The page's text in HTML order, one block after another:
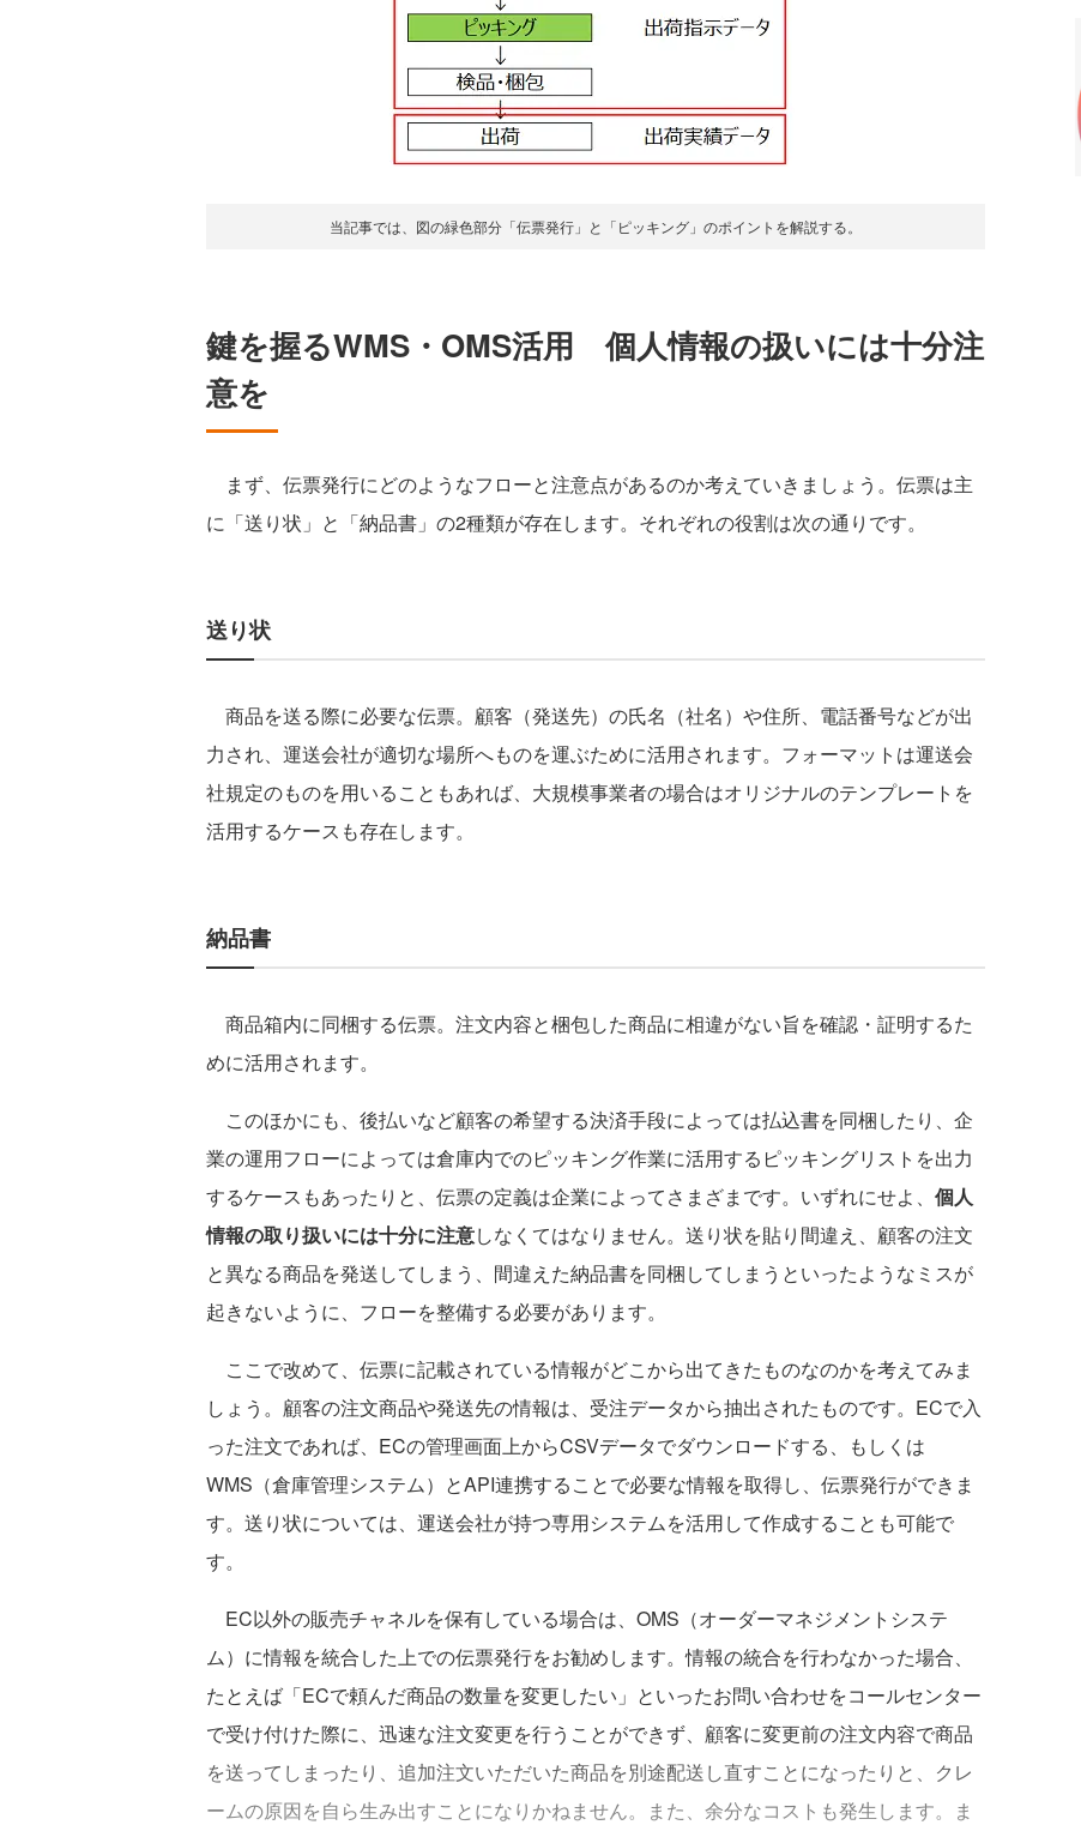
当記事では、図の緑色部分「伝票発行」と「ピッキング」のポイントを解説する。
鍵を握るWMS・OMS活用 個人情報の扱いには十分注
意を
まず、伝票発行にどのようなフローと注意点があるのか考えていきましょう。伝票は主
に「送り状」と「納品書」の2種類が存在します。それぞれの役割は次の通りです。
送り状
商品を送る際に必要な伝票。顧客（発送先）の氏名（社名）や住所、電話番号などが出
力され、運送会社が適切な場所へものを運ぶために活用されます。フォーマットは運送会
社規定のものを用いることもあれば、大規模事業者の場合はオリジナルのテンプレートを
活用するケースも存在します。
納品書
商品箱内に同梱する伝票。注文内容と梱包した商品に相違がない旨を確認・証明するた
めに活用されます。
このほかにも、後払いなど顧客の希望する決済手段によっては払込書を同梱したり、企
業の運用フローによっては倉庫内でのピッキング作業に活用するピッキングリストを出力
するケースもあったりと、伝票の定義は企業によってさまざまです。いずれにせよ、 個人
情報の取り扱いには十分に注意しなくてはなりません。送り状を貼り間違え、顧客の注文
と異なる商品を発送してしまう、間違えた納品書を同梱してしまうといったようなミスが
起きないように、フローを整備する必要があります。
ここで改めて、伝票に記載されている情報がどこから出てきたものなのかを考えてみま
しょう。顧客の注文商品や発送先の情報は、受注データから抽出されたものです。ECで入
った注文であれば、ECの管理画面上からCSVデータでダウンロードする、もしくは
WMS（倉庫管理システム）とAPI連携することで必要な情報を取得し、伝票発行ができま
す。送り状については、運送会社が持つ専用システムを活用して作成することも可能で
す。
EC以外の販売チャネルを保有している場合は、OMS（オーダーマネジメントシステ
ム）に情報を統合した上での伝票発行をお勧めします。情報の統合を行わなかった場合、
たとえば「ECで頼んだ商品の数量を変更したい」といったお問い合わせをコールセンター
で受け付けた際に、迅速な注文変更を行うことができず、顧客に変更前の注文内容で商品
を送ってしまったり、追加注文いただいた商品を別途配送し直すことになったりと、クレ
ームの原因を自ら生み出すことになりかねません。また、余分なコストも発生します。ま